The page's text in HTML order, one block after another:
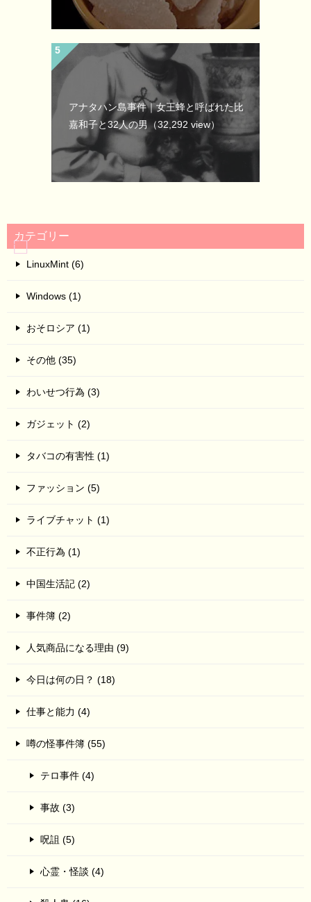
アナタハン島事件｜女王蜂と呼ばれた比
嘉和子と32人の男（32,292 view）
カテゴリー
LinuxMint (6)
Windows (1)
おそロシア (1)
その他 (35)
わいせつ行為 (3)
ガジェット (2)
タバコの有害性 (1)
ファッション (5)
ライブチャット (1)
不正行為 (1)
中国生活記 (2)
事件簿 (2)
人気商品になる理由 (9)
今日は何の日？ (18)
仕事と能力 (4)
噂の怪事件簿 (55)
テロ事件 (4)
事故 (3)
呪詛 (5)
心霊・怪談 (4)